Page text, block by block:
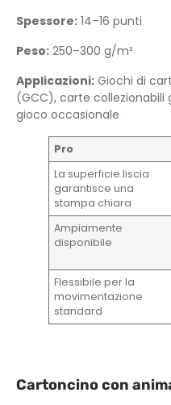
Spessore: 14–16 punti
Peso: 250–300 g/m²
Applicazioni: Giochi di
(GCC), carte collezionabili
gioco occasionale
Pro
La superficie liscia
garantisce una
stampa chiara
Ampiamente
disponibile
Flessibile per la
movimentazione
standard
Cartoncino con